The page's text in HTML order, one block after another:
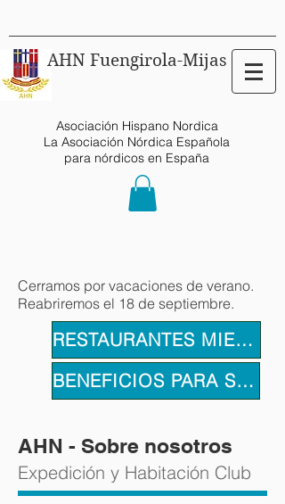
AHN Fuengirola-Mijas
Asociación Hispano Nordica
La Asociación Nórdica Española
para nórdicos en España
Cerramos por vacaciones de verano.
Reabriremos el 18 de septiembre.
RESTAURANTES MIEMBROS
BENEFICIOS PARA SOCIOS
AHN - Sobre nosotros
Expedición y Habitación Club